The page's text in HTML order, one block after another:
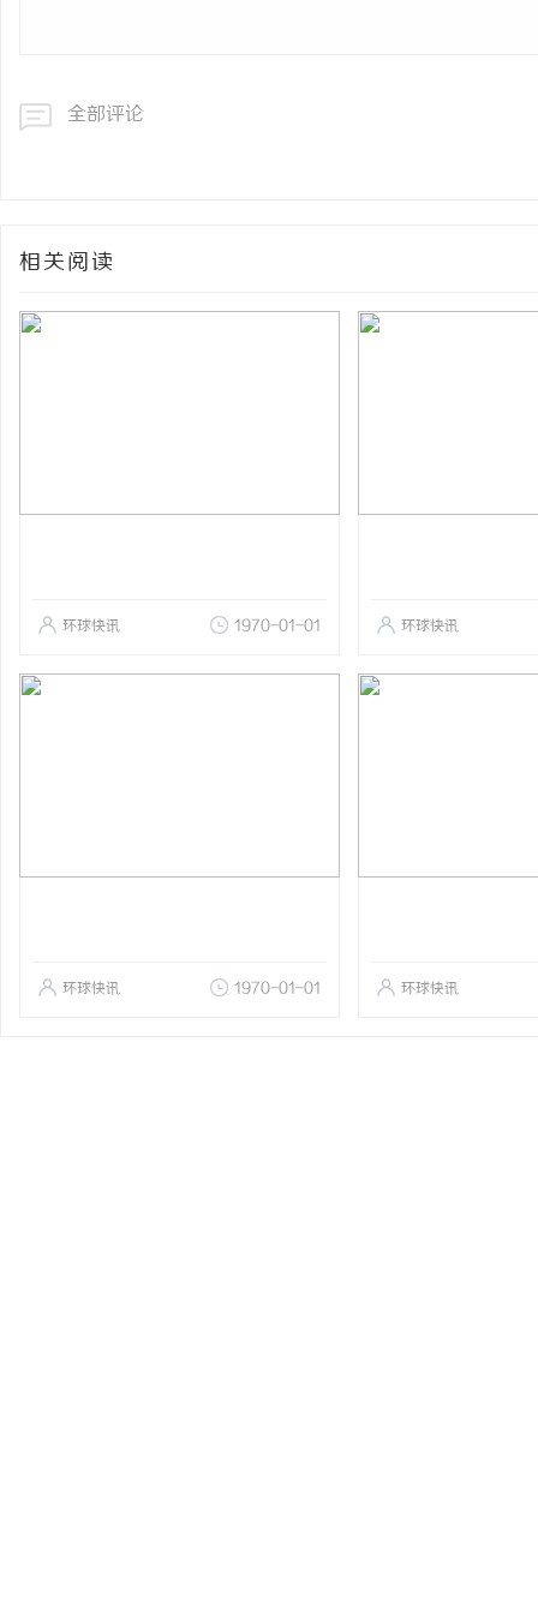
全部评论
相关阅读
环球快讯 1970-01-01 环球快讯
环球快讯 1970-01-01 环球快讯